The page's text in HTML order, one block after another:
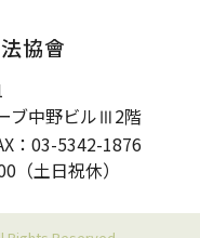
協會
ブ中野ビル Ⅲ 2階
：03-5342-1876
（土日祝休）